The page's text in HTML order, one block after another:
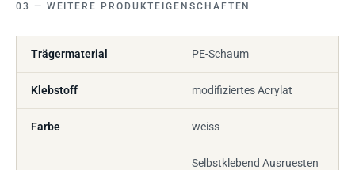
WEITERE PRODUKTEIGENSCHAFTEN
Trägermaterial PE-Schaum
Klebstoff modifiziertes Acrylat
Farbe weiss
Selbstklebend Ausruesten